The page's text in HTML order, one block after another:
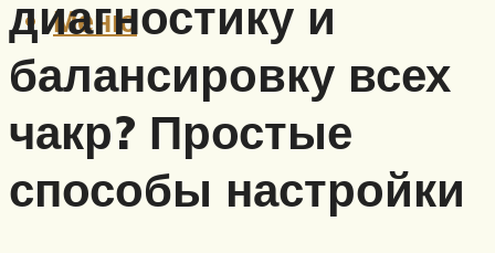
Меню
диагностику и
балансировку всех
чакр? Простые
способы настройки